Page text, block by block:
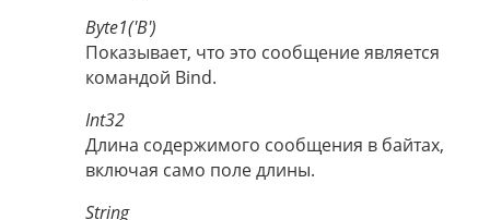
Byte1('B')
Показывает, что это сообщение является
командой Bind.
Int32
Длина содержимого сообщения в байтах,
включая само поле длины.
String